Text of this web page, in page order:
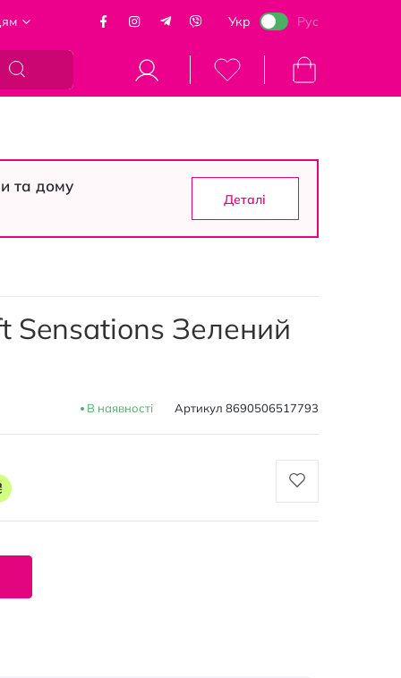
Укр Рус
Кошик
та дому
Деталі
Sensations Зелений
В наявності Артикул 8690506517793